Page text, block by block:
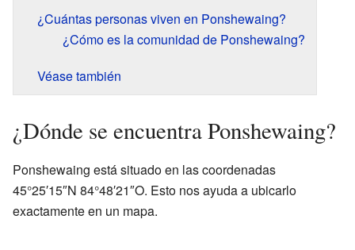
¿Cuántas personas viven en Ponshewaing?
¿Cómo es la comunidad de Ponshewaing?
Véase también
¿Dónde se encuentra Ponshewaing?
Ponshewaing está situado en las coordenadas
45°25′15″N 84°48′21″O. Esto nos ayuda a ubicarlo
exactamente en un mapa.